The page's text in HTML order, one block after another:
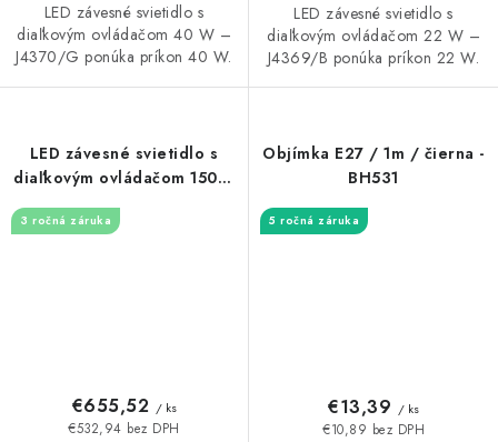
LED závesné svietidlo s
diaľkovým ovládačom 40 W –
J4370/G ponúka príkon 40 W.
LED závesné svietidlo s
diaľkovým ovládačom 22 W –
J4369/B ponúka príkon 22 W.
LED závesné svietidlo s
diaľkovým ovládačom 150W
- J4367/B
3 ročná záruka
€532,94 bez DPH
€655,52 / ks
Objímka E27 / 1m / čierna -
BH531
5 ročná záruka
€10,89 bez DPH
€13,39 / ks